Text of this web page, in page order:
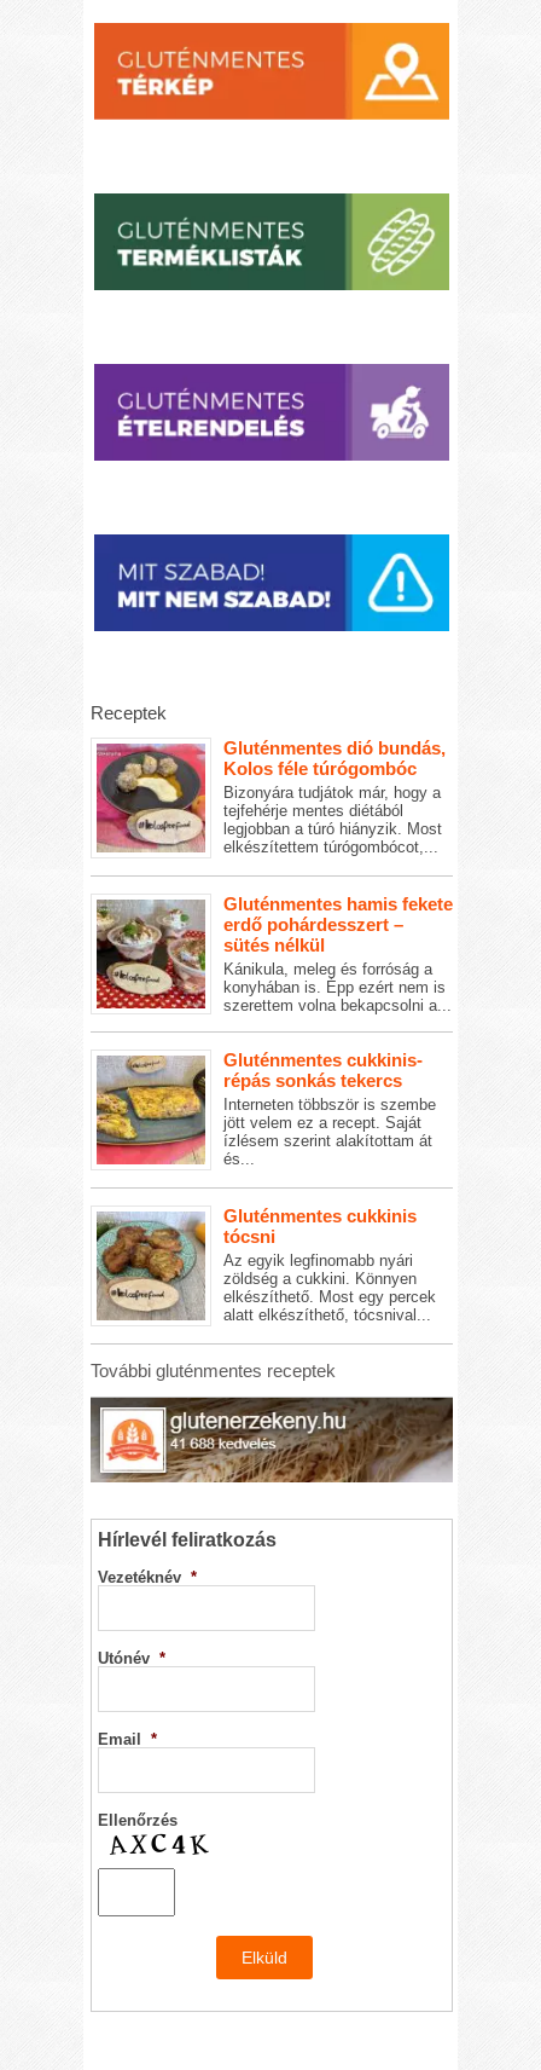
Receptek
Gluténmentes dió bundás,
Kolos féle túrógombóc
Bizonyára tudjátok már, hogy a
tejfehérje mentes diétából
legjobban a túró hiányzik. Most
elkészítettem túrógombócot,...
Gluténmentes hamis fekete
erdő pohárdesszert –
sütés nélkül
Kánikula, meleg és forróság a
konyhában is. Épp ezért nem is
szerettem volna bekapcsolni a...
Gluténmentes cukkinis-
répás sonkás tekercs
Interneten többször is szembe
jött velem ez a recept. Saját
ízlésem szerint alakítottam át
és...
Gluténmentes cukkinis
tócsni
Az egyik legfinomabb nyári
zöldség a cukkini. Könnyen
elkészíthető. Most egy percek
alatt elkészíthető, tócsnival...
További gluténmentes receptek
Hírlevél feliratkozás
Vezetéknév *
Utónév *
Email *
Ellenőrzés